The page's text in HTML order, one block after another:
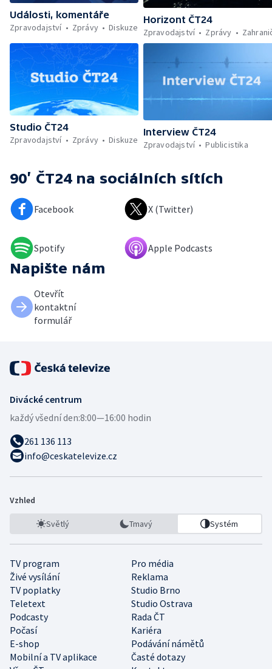
Události, komentáře
Zpravodajství
Zprávy Diskuze
Horizont ČT24
Zpravodajství
Zprávy
Studio ČT24
Zpravodajství
Zprávy Diskuze
Interview ČT24
Zpravodajství
Publicistika
90’ ČT24 na sociálních sítích
Facebook X (Twitter)
Spotify Apple Podcasts
Napište nám
Otevřít
kontaktní
formulář
Divácké centrum
každý všední den:8:00—16:00 hodin
261 136 113
info@ceskatelevize.cz
Vzhled
Světlý Tmavý Systém
TV program
Pro média
Živé vysílání
Reklama
TV poplatky
Studio Brno
Teletext
Studio Ostrava
Podcasty
Rada ČT
Počasí
Kariéra
E-shop
Podávání námětů
Mobilní a TV aplikace
Časté dotazy